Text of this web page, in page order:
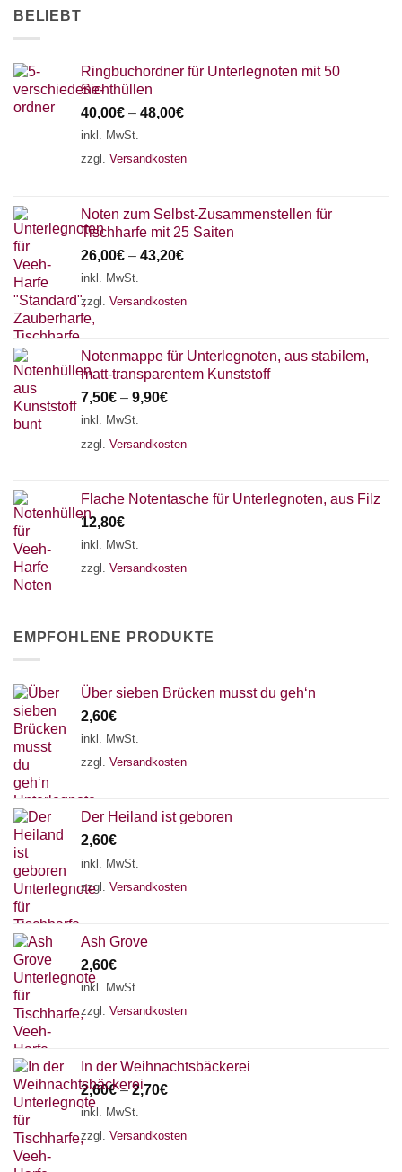
BELIEBT
Ringbuchordner für Unterlegnoten mit 50
Sichthüllen
40,00€ – 48,00€
inkl. MwSt.
zzgl. Versandkosten
Noten zum Selbst-Zusammenstellen für
Tischharfe mit 25 Saiten
26,00€ – 43,20€
inkl. MwSt.
zzgl. Versandkosten
Notenmappe für Unterlegnoten, aus stabilem,
matt-transparentem Kunststoff
7,50€ – 9,90€
inkl. MwSt.
zzgl. Versandkosten
Flache Notentasche für Unterlegnoten, aus Filz
12,80€
inkl. MwSt.
zzgl. Versandkosten
EMPFOHLENE PRODUKTE
Über sieben Brücken musst du geh‘n
2,60€
inkl. MwSt.
zzgl. Versandkosten
Der Heiland ist geboren
2,60€
inkl. MwSt.
zzgl. Versandkosten
Ash Grove
2,60€
inkl. MwSt.
zzgl. Versandkosten
In der Weihnachtsbäckerei
2,60€–2,70€
inkl. MwSt.
zzgl. Versandkosten